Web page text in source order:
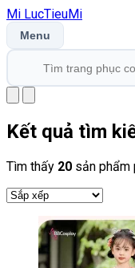
Mi LucTieuMi
Menu
Kết quả tìm
Tìm thấy 20 sản phẩm